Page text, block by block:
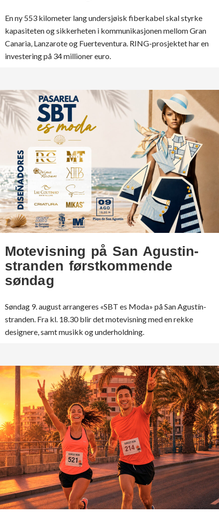
En ny 553 kilometer lang undersjøisk fiberkabel skal styrke
kapasiteten og sikkerheten i kommunikasjonen mellom Gran
Canaria, Lanzarote og Fuerteventura. RING-prosjektet har en
investering på 34 millioner euro.
Motevisning på San Agustin-
stranden førstkommende
søndag
Søndag 9. august arrangeres «SBT es Moda» på San Agustín-
stranden. Fra kl. 18.30 blir det motevisning med en rekke
designere, samt musikk og underholdning.